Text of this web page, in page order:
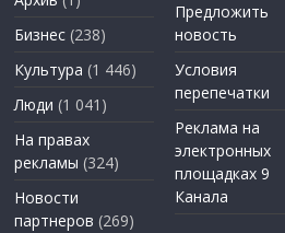
Бизнес (238)
Культура (1 446)
Люди (1 041)
На правах
рекламы (324)
Новости
партнеров (269)
Предложить
новость
Условия
перепечатки
Реклама на
электронных
площадках 9
Канала